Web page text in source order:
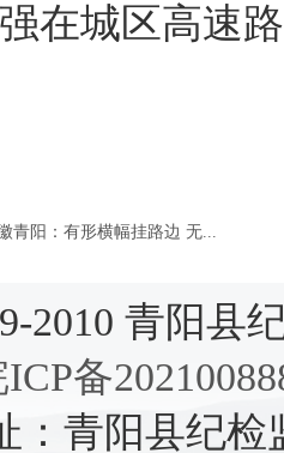
在城区高速
青阳：有形横幅挂路边 无...
2010 青阳县
备
：青阳县纪检